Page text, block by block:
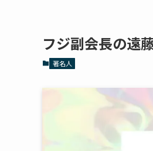
フジ副会長の遠
著名人